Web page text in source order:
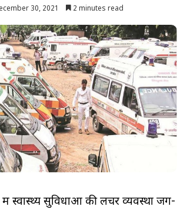
30, 2021 2 minutes read
में स्वास्थ्य सुविधाओं की लचर व्यवस्था जग-